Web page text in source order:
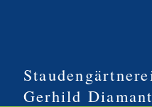
Gerhild Diamant